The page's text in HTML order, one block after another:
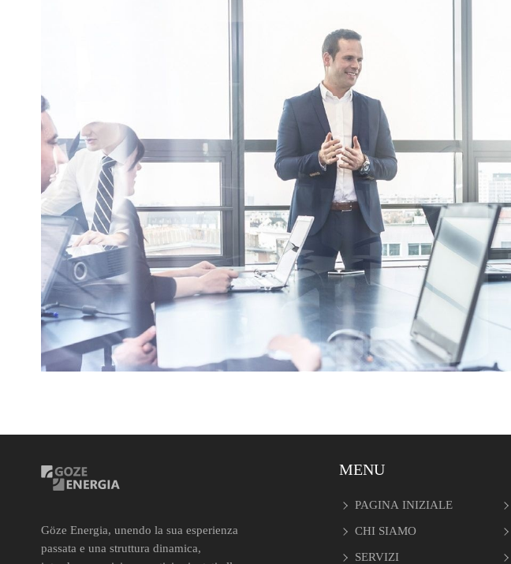
Göze Energia, unendo la sua esperienza
passata e una struttura dinamica,
MENU
PAGINA INIZIALE
CHI SIAMO
SERVIZI